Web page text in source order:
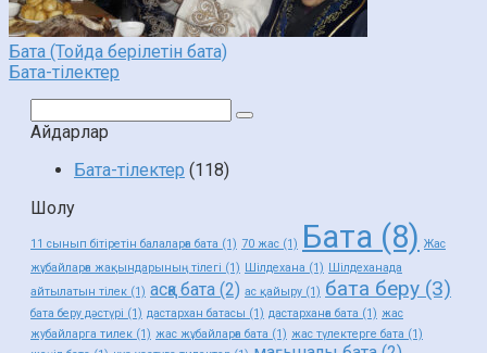
Бата (Тойда берілетін бата)
Бата-тілектер
Айдарлар
Бата-тілектер (118)
Шолу
11 сынып бітіретін балаларға бата (1) 70 жас (1) Бата (8) Жас
жұбайларға жақындарының тілегі (1) Шілдехана (1) Шілдеханада
айтылатын тілек (1) асқа бата (2) ас қайыру (1) бата беру (3)
бата беру дәстүрі (1) дастархан батасы (1) дастарханға бата (1) жас
жубайларга тилек (1) жас жұбайларға бата (1) жас түлектерге бата (1)